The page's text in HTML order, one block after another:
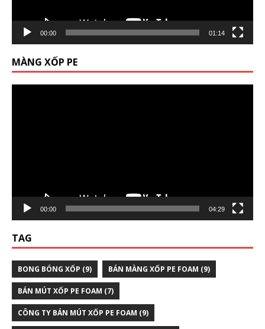
00:00 01:14
MÀNG XỐP PE
00:00 04:29
TAG
BONG BÓNG XỐP (9) BÁN MÀNG XỐP PE FOAM (9)
BÁN MÚT XỐP PE FOAM (7)
CÔNG TY BÁN MÚT XỐP PE FOAM (9)